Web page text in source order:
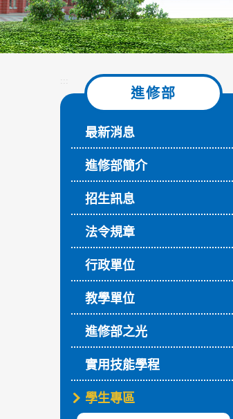
:::
進修部
最新消息
進修部簡介
招生訊息
法令規章
行政單位
教學單位
進修部之光
實用技能學程
學生專區